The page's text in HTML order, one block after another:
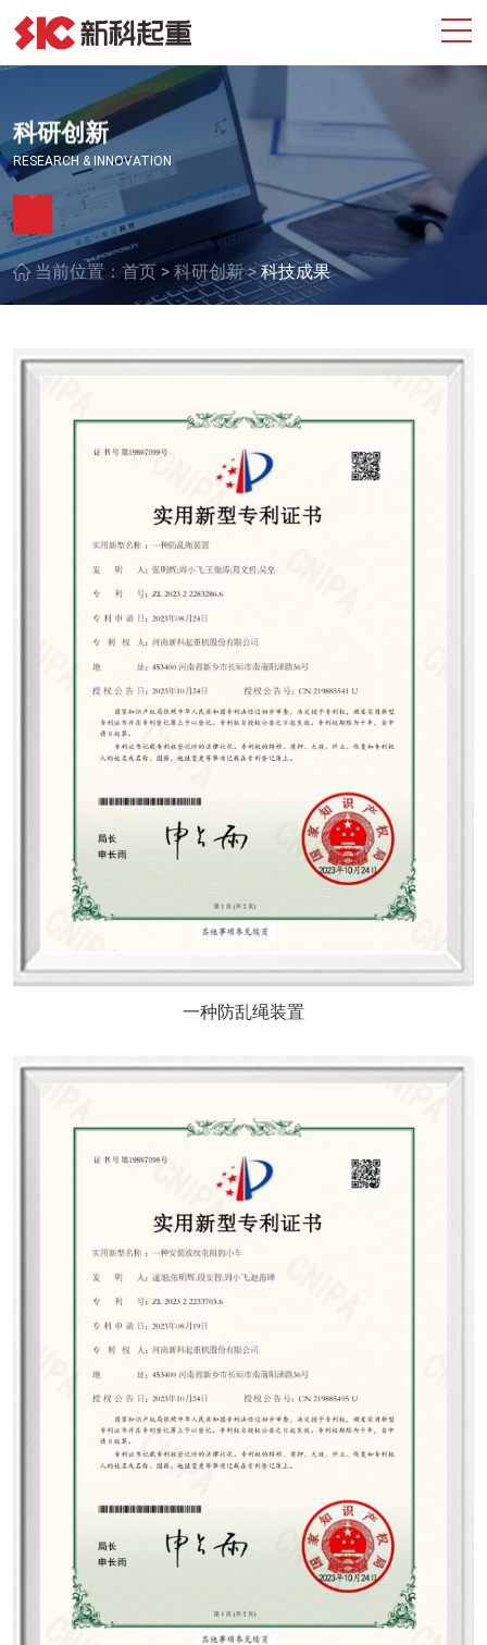
科研创新
RESEARCH & INNOVATION
当前位置：首页 > 科研创新>科技成果
一种防乱绳装置